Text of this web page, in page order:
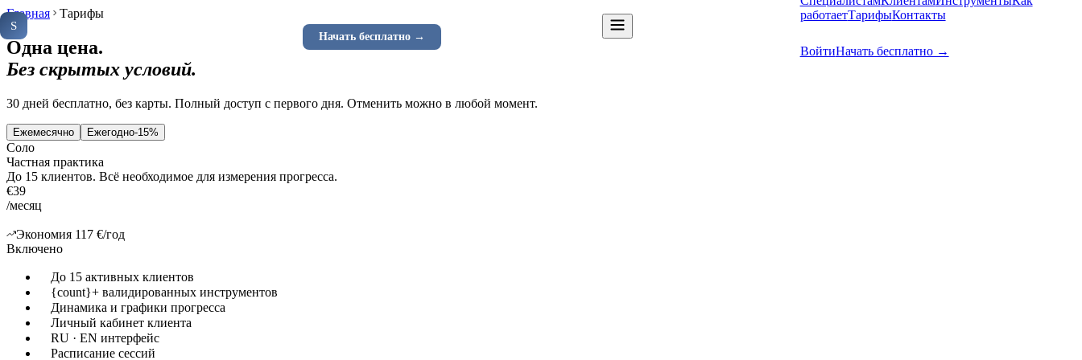
S Soveria
Начать бесплатно →
работаетТарифыКонтакты
ВойтиНачать бесплатно →
Главная Тарифы
Одна цена.
Без скрытых условий.
30 дней бесплатно, без карты. Полный доступ с первого дня. Отменить можно в любой момент.
Ежемесячно Ежегодно-15%
Соло
Частная практика
До 15 клиентов. Всё необходимое для измерения прогресса.
€39
/месяц
Экономия 117 €/год
Включено
До 15 активных клиентов
{count}+ валидированных инструментов
Динамика и графики прогресса
Личный кабинет клиента
RU · EN интерфейс
Расписание сессий